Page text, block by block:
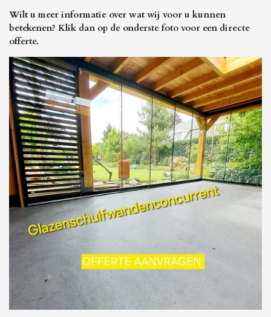
Wilt u meer informatie over wat wij voor u kunnen
betekenen? Klik dan op de onderste foto voor een directe
offerte.